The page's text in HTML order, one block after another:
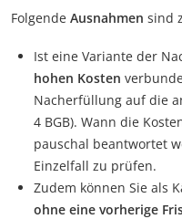
Folgende Ausnahmen sind
Ist eine Variante der
hohen Kosten
Nacherfüllung auf die
4 BGB). Wann die
pauschal beantwortet
Einzelfall zu prüfen.
Zudem können Sie als
ohne eine vorherige